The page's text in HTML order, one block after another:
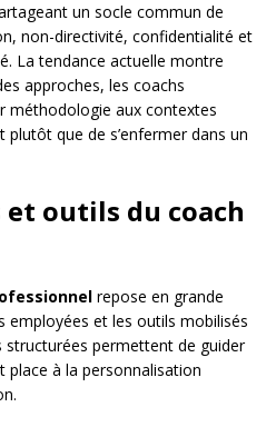
un socle commun de
non-directivité, confidentialité et
La tendance actuelle montre
approches, les coachs
méthodologie aux contextes
plutôt que de s’enfermer dans un
outils du coach
repose en grande
employées et les outils mobilisés
structurées permettent de guider
place à la personnalisation